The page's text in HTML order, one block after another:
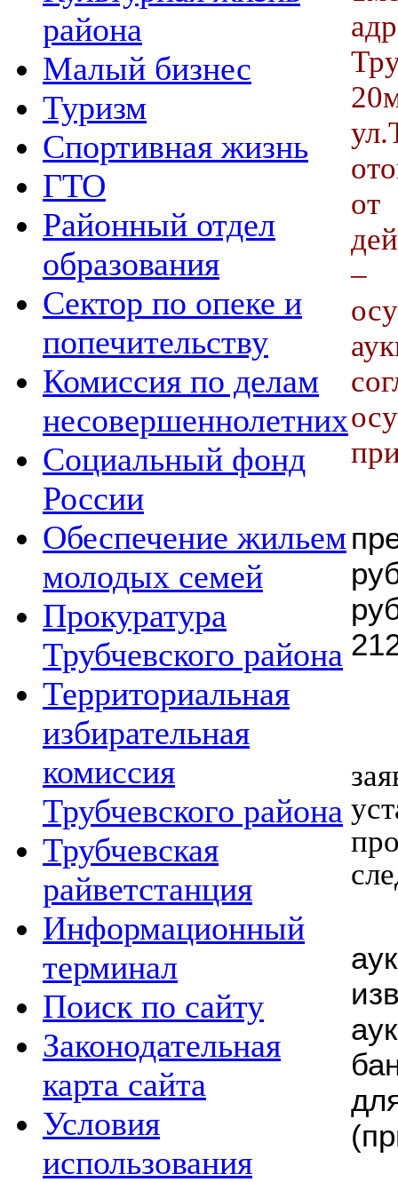
района
Малый бизнес
Туризм
Спортивная жизнь
ГТО
Районный отдел
образования
Сектор по опеке и
попечительству
Комиссия по делам
несовершеннолетних
Социальный фонд
России
Обеспечение жильем
молодых семей
Прокуратура
Трубчевского района
Территориальная
избирательная
комиссия
Трубчевского района
Трубчевская
райветстанция
Информационный
терминал
Поиск по сайту
Законодательная
карта сайта
Условия
использования
от
–